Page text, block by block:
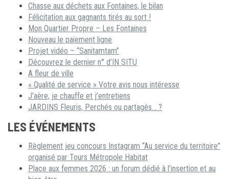
Chasse aux déchets aux Fontaines, le bilan
Félicitation aux gagnants tirés au sort !
Mon Quartier Propre – Les Fontaines
Nouveau le paiement ligne
Projet vidéo – “Sanitamtam”
Découvrez le dernier n° d’IN SITU
A fleur de ville
« Qualité de service » Votre avis nous intéresse
J’aère, je chauffe et j’entretiens
JARDINS Fleuris, Perchés ou partagés… ?
LES ÉVÉNEMENTS
Règlement jeu concours Instagram “Au service du territoire”
organisé par Tours Métropole Habitat
Place aux femmes 2026 : un forum dédié à l’insertion et au